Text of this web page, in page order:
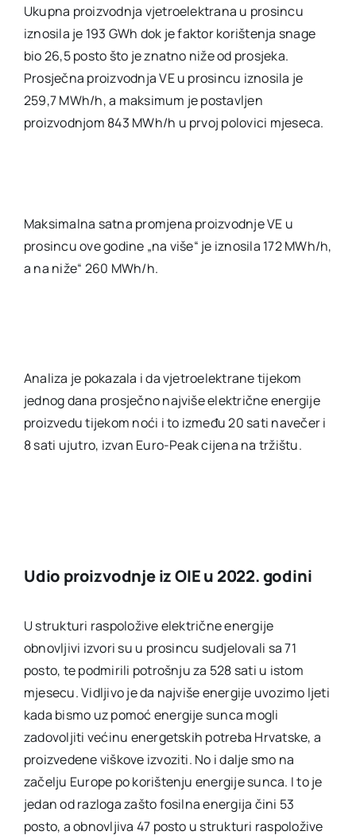
Ukupna proizvodnja vjetroelektrana u prosincu
iznosila je 193 GWh dok je faktor korištenja snage
bio 26,5 posto što je znatno niže od prosjeka.
Prosječna proizvodnja VE u prosincu iznosila je
259,7 MWh/h, a maksimum je postavljen
proizvodnjom 843 MWh/h u prvoj polovici mjeseca.
Maksimalna satna promjena proizvodnje VE u
prosincu ove godine „na više“ je iznosila 172 MWh/h,
a na niže“ 260 MWh/h.
Analiza je pokazala i da vjetroelektrane tijekom
jednog dana prosječno najviše električne energije
proizvedu tijekom noći i to između 20 sati navečer i
8 sati ujutro, izvan Euro-Peak cijena na tržištu.
Udio proizvodnje iz OIE u 2022. godini
U strukturi raspoložive električne energije
obnovljivi izvori su u prosincu sudjelovali sa 71
posto, te podmirili potrošnju za 528 sati u istom
mjesecu. Vidljivo je da najviše energije uvozimo ljeti
kada bismo uz pomoć energije sunca mogli
zadovoljiti većinu energetskih potreba Hrvatske, a
proizvedene viškove izvoziti. No i dalje smo na
začelju Europe po korištenju energije sunca. I to je
jedan od razloga zašto fosilna energija čini 53
posto, a obnovljiva 47 posto u strukturi raspoložive